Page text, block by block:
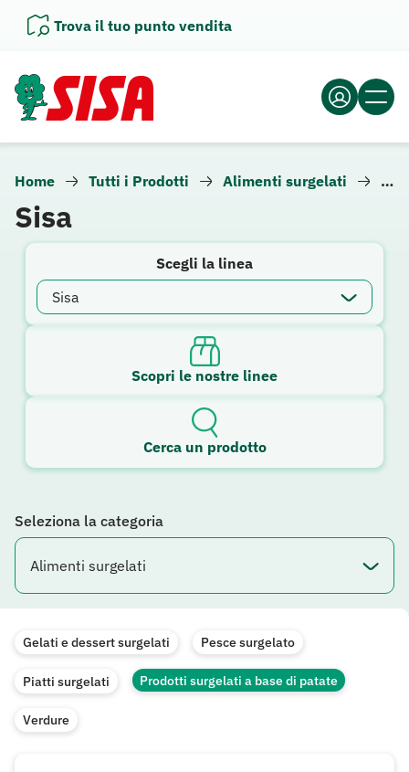
Trova il tuo punto vendita
Home Tutti i Prodotti Alimenti surgelati
Sisa
Scegli la linea
Scopri le nostre linee
Cerca un prodotto
Seleziona la categoria
Gelati e dessert surgelati Pesce surgelato
Piatti surgelati Prodotti surgelati a base di patate
Verdure